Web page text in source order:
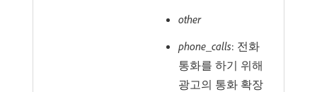
other
phone_calls: 전화
통화를 하기 위해
광고의 통화 확장